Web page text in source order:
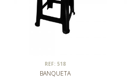
REF: 518
BANQUETA